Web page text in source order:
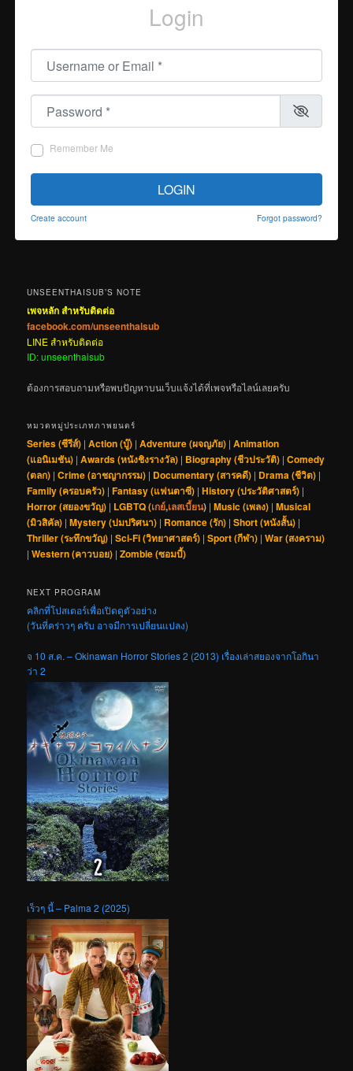
Login
Username or Email
Password
Remember Me
LOGIN
Create account Forgot password?
UNSEENTHAISUB’S NOTE
เพจหลัก สำหรับติดต่อ
facebook.com/unseenthaisub
LINE สำหรับติดต่อ
ID: unseenthaisub
ต้องการสอบถามหรือพบปัญหาบนเว็บแจ้งได้ที่เพจหรือไลน์เลยครับ
หมวดหมู่ประเภทภาพยนตร์
Series (ซีรีส์) |Action (บู๊) |Adventure (ผจญภัย) |Animation
(แอนิเมชัน) |Awards (หนังชิงรางวัล) | Biography (ชีวประวัติ) |Comedy
(ตลก) |Crime (อาชญากรรม) | Documentary (สารคดี) | Drama (ชีวิต) |
Family (ครอบครัว) |Fantasy (แฟนตาซี) |History (ประวัติศาสตร์) |
Horror (สยองขวัญ) | LGBTQ (เกย์,เลสเบี้ยน) |Music (เพลง) |Musical
(มิวสิคัล) |Mystery (ปมปริศนา) | Romance (รัก) |Short (หนังสั้น) |
Thriller (ระทึกขวัญ) |Sci-Fi (วิทยาศาสตร์) |Sport (กีฬา) |War (สงคราม)
|Western (คาวบอย) |Zombie (ซอมบี้)
NEXT PROGRAM
คลิกที่โปสเตอร์เพื่อเปิดดูตัวอย่าง
(วันที่คร่าวๆ ครับ อาจมีการเปลี่ยนแปลง)
จ 10 ส.ค. – Okinawan Horror Stories 2 (2013) เรื่องเล่าสยองจากโอกินา
ว่า 2
เร็วๆ นี้ – Palma 2 (2025)